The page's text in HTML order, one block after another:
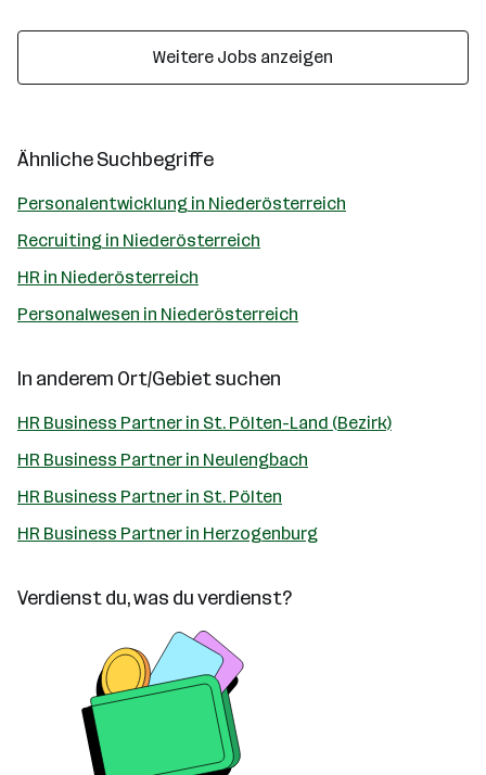
Weitere Jobs anzeigen
Ähnliche Suchbegriffe
Personalentwicklung in Niederösterreich
Recruiting in Niederösterreich
HR in Niederösterreich
Personalwesen in Niederösterreich
In anderem Ort/Gebiet suchen
HR Business Partner in St. Pölten-Land (Bezirk)
HR Business Partner in Neulengbach
HR Business Partner in St. Pölten
HR Business Partner in Herzogenburg
Verdienst du, was du verdienst?